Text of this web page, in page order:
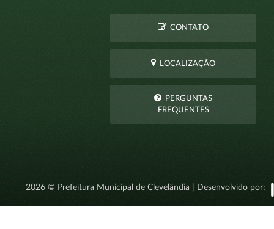
CONTATO
LOCALIZAÇÃO
PERGUNTAS
FREQUENTES
2026 © Prefeitura Municipal de Clevelândia | Desenvolvido por: